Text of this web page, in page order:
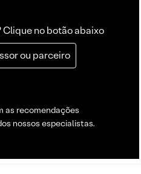
no botão abaixo
ou parceiro
as recomendações
nossos especialistas.